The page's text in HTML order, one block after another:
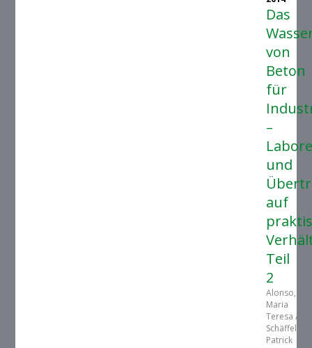
Das
von
Beton
für
–
und
auf
Teil
2
Alonso,
Maria
Teresa /
Schäffel,
Patrick